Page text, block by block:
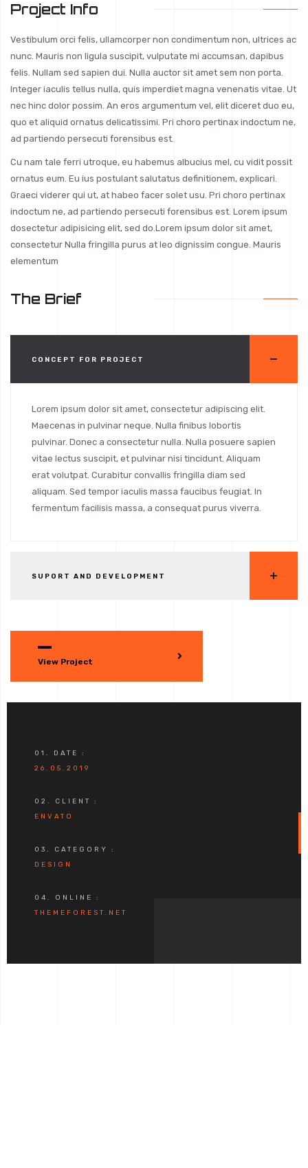
Project Info
Vestibulum orci felis, ullamcorper non condimentum non, ultrices ac
nunc. Mauris non ligula suscipit, vulputate mi accumsan, dapibus
felis. Nullam sed sapien dui. Nulla auctor sit amet sem non porta.
Integer iaculis tellus nulla, quis imperdiet magna venenatis vitae. Ut
nec hinc dolor possim. An eros argumentum vel, elit diceret duo eu,
quo et aliquid ornatus delicatissimi. Pri choro pertinax indoctum ne,
ad partiendo persecuti forensibus est.
Cu nam tale ferri utroque, eu habemus albucius mel, cu vidit possit
ornatus eum. Eu ius postulant salutatus definitionem, explicari.
Graeci viderer qui ut, at habeo facer solet usu. Pri choro pertinax
indoctum ne, ad partiendo persecuti forensibus est. Lorem ipsum
dosectetur adipisicing elit, sed do.Lorem ipsum dolor sit amet,
consectetur Nulla fringilla purus at leo dignissim congue. Mauris
elementum
The Brief
CONCEPT FOR PROJECT
Lorem ipsum dolor sit amet, consectetur adipiscing elit.
Maecenas in pulvinar neque. Nulla finibus lobortis
pulvinar. Donec a consectetur nulla. Nulla posuere sapien
vitae lectus suscipit, et pulvinar nisi tincidunt. Aliquam
erat volutpat. Curabitur convallis fringilla diam sed
aliquam. Sed tempor iaculis massa faucibus feugiat. In
fermentum facilisis massa, a consequat purus viverra.
SUPORT AND DEVELOPMENT
View Project
01. DATE :
26.05.2019
02. CLIENT :
ENVATO
03. CATEGORY :
DESIGN
04. ONLINE :
THEMEFOREST.NET